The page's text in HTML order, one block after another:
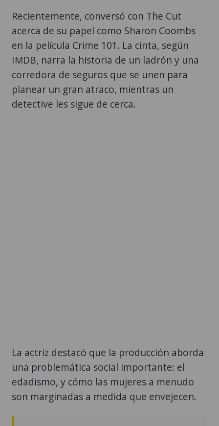
Recientemente, conversó con The Cut
acerca de su papel como Sharon Coombs
en la película Crime 101. La cinta, según
IMDB, narra la historia de un ladrón y una
corredora de seguros que se unen para
planear un gran atraco, mientras un
detective les sigue de cerca.
La actriz destacó que la producción aborda
una problemática social importante: el
edadismo, y cómo las mujeres a menudo
son marginadas a medida que envejecen.